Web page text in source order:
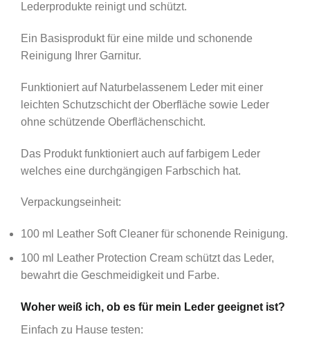
Lederprodukte reinigt und schützt.
Ein Basisprodukt für eine milde und schonende
Reinigung Ihrer Garnitur.
Funktioniert auf Naturbelassenem Leder mit einer
leichten Schutzschicht der Oberfläche sowie Leder
ohne schützende Oberflächenschicht.
Das Produkt funktioniert auch auf farbigem Leder
welches eine durchgängigen Farbschich hat.
Verpackungseinheit:
100 ml Leather Soft Cleaner für schonende Reinigung.
100 ml Leather Protection Cream schützt das Leder,
bewahrt die Geschmeidigkeit und Farbe.
Woher weiß ich, ob es für mein Leder geeignet ist?
Einfach zu Hause testen: